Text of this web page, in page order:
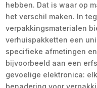
hebben. Dat is waar op
het verschil maken. In
verpakkingsmaterialen
verhuispakketten een
specifieke afmetingen
bijvoorbeeld aan een
gevoelige elektronica: